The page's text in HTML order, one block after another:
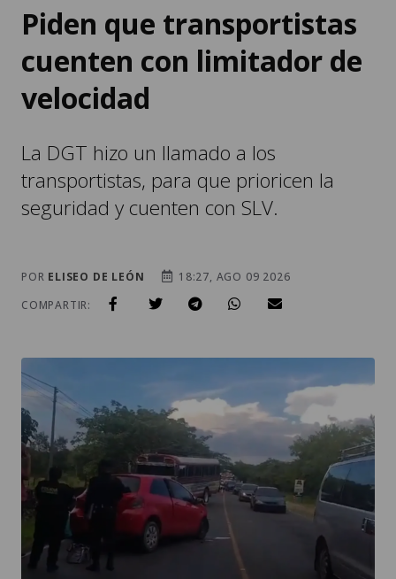
Piden que transportistas
cuenten con limitador de
velocidad
La DGT hizo un llamado a los
transportistas, para que prioricen la
seguridad y cuenten con SLV.
POR ELISEO DE LEÓN
18:27, AGO 09 2026
COMPARTIR: